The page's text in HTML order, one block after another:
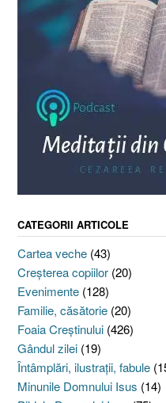
CATEGORII ARTICOLE
Cartea veche (43)
Creşterea copiilor (20)
Evenimente (128)
Familie, căsătorie (20)
Foaia Creştinului (426)
Gândul zilei (19)
Întâmplări, ilustraţii, fabule
Minunile Domnului Isus (14)